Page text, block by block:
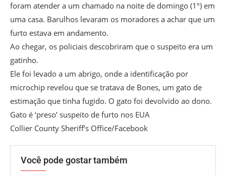
foram atender a um chamado na noite de domingo (1º) em
uma casa. Barulhos levaram os moradores a achar que um
furto estava em andamento.
Ao chegar, os policiais descobriram que o suspeito era um
gatinho.
Ele foi levado a um abrigo, onde a identificação por
microchip revelou que se tratava de Bones, um gato de
estimação que tinha fugido. O gato foi devolvido ao dono.
Gato é ‘preso’ suspeito de furto nos EUA
Collier County Sheriff’s Office/Facebook
Você pode gostar também